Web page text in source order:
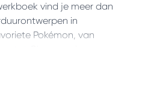
vind je meer dan
in
Pokémon, van
zijn onderverdeeld in 3
onder de knie kan